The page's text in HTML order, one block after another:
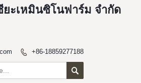
ยะเหมินซิโนฟาร์ม จำกัด
 +86-18859277188
